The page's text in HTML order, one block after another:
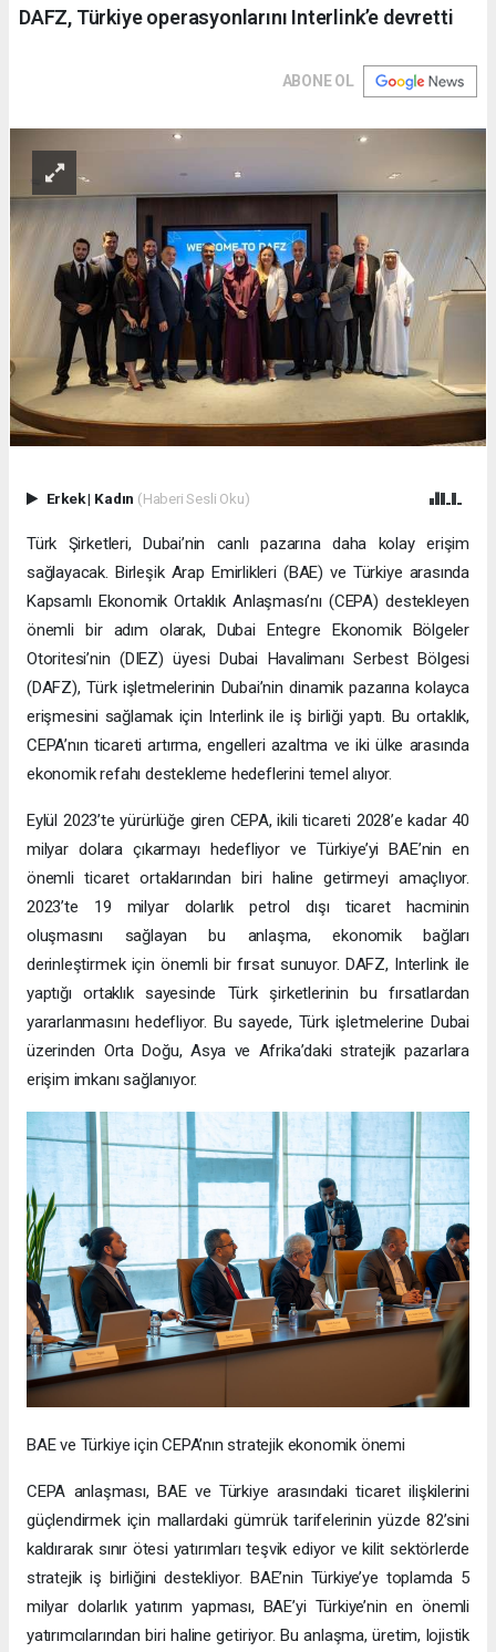
DAFZ, Türkiye operasyonlarını Interlink’e devretti
ABONE OL
Erkek| Kadın (Haberi Sesli Oku)
Türk Şirketleri, Dubai’nin canlı pazarına daha kolay erişim
sağlayacak. Birleşik Arap Emirlikleri (BAE) ve Türkiye arasında
Kapsamlı Ekonomik Ortaklık Anlaşması’nı (CEPA) destekleyen
önemli bir adım olarak, Dubai Entegre Ekonomik Bölgeler
Otoritesi’nin (DIEZ) üyesi Dubai Havalimanı Serbest Bölgesi
(DAFZ), Türk işletmelerinin Dubai’nin dinamik pazarına kolayca
erişmesini sağlamak için Interlink ile iş birliği yaptı. Bu ortaklık,
CEPA’nın ticareti artırma, engelleri azaltma ve iki ülke arasında
ekonomik refahı destekleme hedeflerini temel alıyor.
Eylül 2023’te yürürlüğe giren CEPA, ikili ticareti 2028’e kadar 40
milyar dolara çıkarmayı hedefliyor ve Türkiye’yi BAE’nin en
önemli ticaret ortaklarından biri haline getirmeyi amaçlıyor.
2023’te 19 milyar dolarlık petrol dışı ticaret hacminin
oluşmasını sağlayan bu anlaşma, ekonomik bağları
derinleştirmek için önemli bir fırsat sunuyor. DAFZ, Interlink ile
yaptığı ortaklık sayesinde Türk şirketlerinin bu fırsatlardan
yararlanmasını hedefliyor. Bu sayede, Türk işletmelerine Dubai
üzerinden Orta Doğu, Asya ve Afrika’daki stratejik pazarlara
erişim imkanı sağlanıyor.
BAE ve Türkiye için CEPA’nın stratejik ekonomik önemi
CEPA anlaşması, BAE ve Türkiye arasındaki ticaret ilişkilerini
güçlendirmek için mallardaki gümrük tarifelerinin yüzde 82’sini
kaldırarak sınır ötesi yatırımları teşvik ediyor ve kilit sektörlerde
stratejik iş birliğini destekliyor. BAE’nin Türkiye’ye toplamda 5
milyar dolarlık yatırım yapması, BAE’yi Türkiye’nin en önemli
yatırımcılarından biri haline getiriyor. Bu anlaşma, üretim, lojistik